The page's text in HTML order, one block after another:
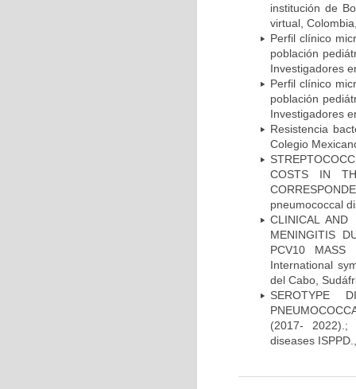
institución de
virtual,
Perfil clínico
población
Investigadores
Perfil clínico
población
Investigadores
Resistencia
Colegio
COSTS IN
pneumococcal
CLINICAL AND
MENINGITIS
PCV10 MASS
International
del Cabo,
SEROTYPE
(2017- 2022).;
diseases